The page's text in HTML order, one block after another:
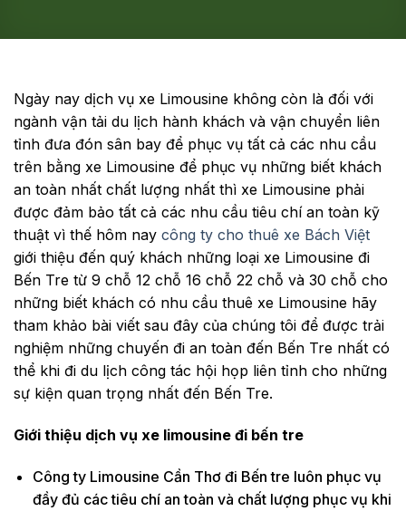
Ngày nay dịch vụ xe Limousine không còn là đối với
ngành vận tải du lịch hành khách và vận chuyển liên
tỉnh đưa đón sân bay để phục vụ tất cả các nhu cầu
trên bằng xe Limousine để phục vụ những biết khách
an toàn nhất chất lượng nhất thì xe Limousine phải
được đảm bảo tất cả các nhu cầu tiêu chí an toàn kỹ
thuật vì thế hôm nay công ty cho thuê xe Bách Việt
giới thiệu đến quý khách những loại xe Limousine đi
Bến Tre từ 9 chỗ 12 chỗ 16 chỗ 22 chỗ và 30 chỗ cho
những biết khách có nhu cầu thuê xe Limousine hãy
tham khảo bài viết sau đây của chúng tôi để được trải
nghiệm những chuyến đi an toàn đến Bến Tre nhất có
thể khi đi du lịch công tác hội họp liên tỉnh cho những
sự kiện quan trọng nhất đến Bến Tre.
Giới thiệu dịch vụ xe limousine đi bến tre
Công ty Limousine Cần Thơ đi Bến tre luôn phục vụ
đầy đủ các tiêu chí an toàn và chất lượng phục vụ khi